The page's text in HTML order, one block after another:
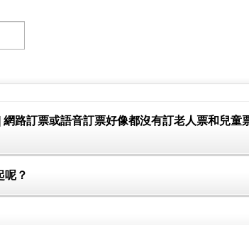
路訂票或語音訂票好像都沒有訂老人票和兒
呢？